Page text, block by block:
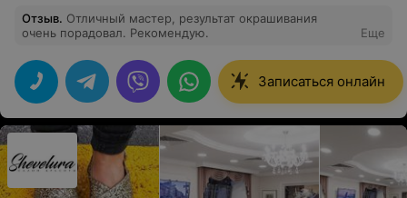
Отзыв. Отличный мастер, результат окрашивания
очень порадовал. Рекомендую.
Еще
Записаться онлайн